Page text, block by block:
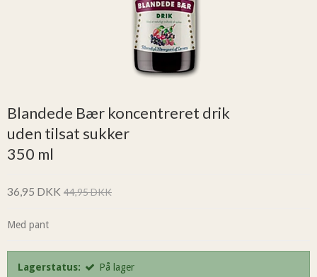
Blandede Bær koncentreret drik
uden tilsat sukker
350 ml
36,95 DKK 44,95 DKK
Med pant
Lagerstatus: På lager